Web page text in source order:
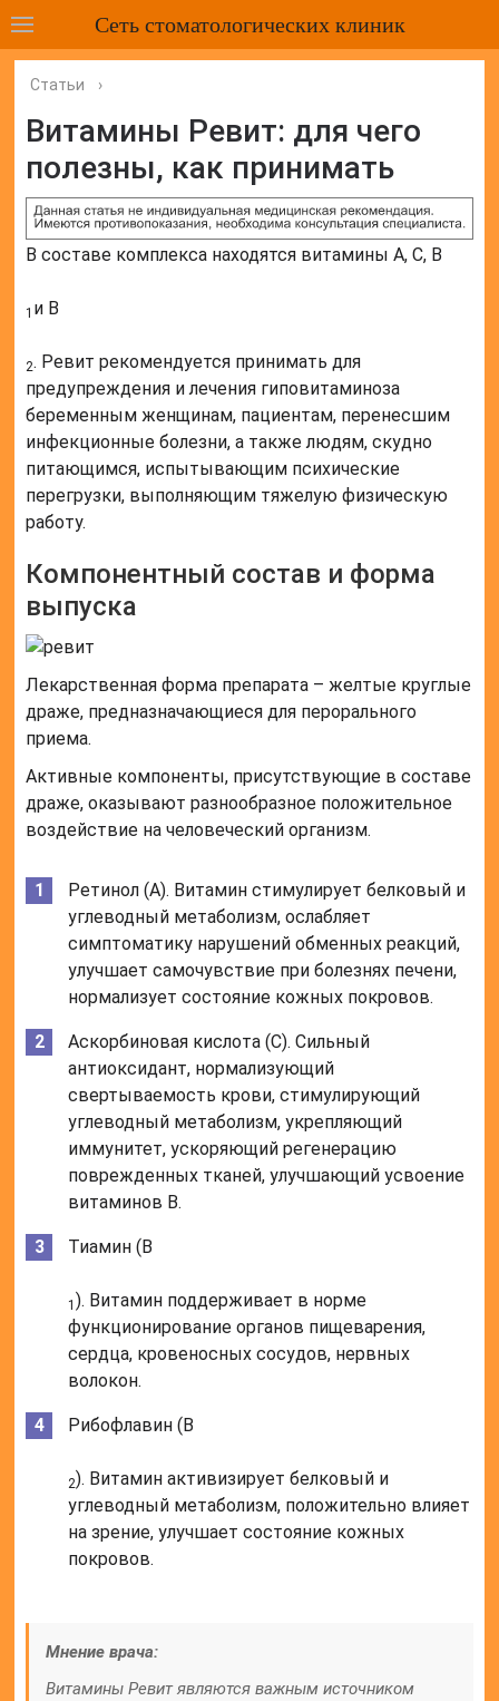
Сеть стоматологических клиник
Статьи ›
Витамины Ревит: для чего
полезны, как принимать
В составе комплекса находятся витамины A, C, B
1 и B
2. Ревит рекомендуется принимать для
предупреждения и лечения гиповитаминоза
беременным женщинам, пациентам, перенесшим
инфекционные болезни, а также людям, скудно
питающимся, испытывающим психические
перегрузки, выполняющим тяжелую физическую
работу.
Компонентный состав и форма
выпуска
Лекарственная форма препарата – желтые круглые
драже, предназначающиеся для перорального
приема.
Активные компоненты, присутствующие в составе
драже, оказывают разнообразное положительное
воздействие на человеческий организм.
Ретинол (A). Витамин стимулирует белковый и
углеводный метаболизм, ослабляет
симптоматику нарушений обменных реакций,
улучшает самочувствие при болезнях печени,
нормализует состояние кожных покровов.
Аскорбиновая кислота (C). Сильный
антиоксидант, нормализующий
свертываемость крови, стимулирующий
углеводный метаболизм, укрепляющий
иммунитет, ускоряющий регенерацию
поврежденных тканей, улучшающий усвоение
витаминов B.
Тиамин (B
1). Витамин поддерживает в норме
функционирование органов пищеварения,
сердца, кровеносных сосудов, нервных
волокон.
Рибофлавин (B
2). Витамин активизирует белковый и
углеводный метаболизм, положительно влияет
на зрение, улучшает состояние кожных
покровов.
Мнение врача:
Витамины Ревит являются важным источником